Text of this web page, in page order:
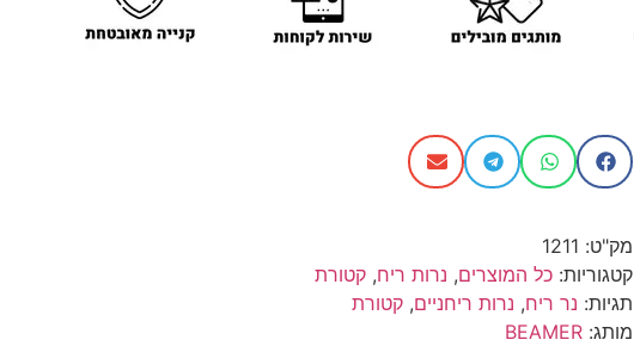
מק"ט: 1211
קטגוריות: כל המוצרים, נרות ריח, קטורת
תגיות: נר ריח, נרות ריחניים, קטורת
מותג: BEAMER